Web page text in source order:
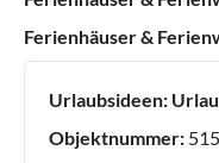
Ferienhäuser &
Urlaubsideen:
Objektnummer: